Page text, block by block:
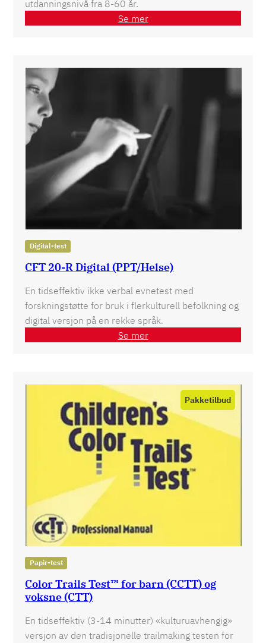
utdanningsnivå fra 8-60 år.
Se mer
Digital-test
CFT 20-R Digital (PPT/Helse)
En tidseffektiv ikke verbal evnetest med
forskningstøtte for bruk i flerkulturell befolkning og
digital versjon på en rekke språk.
Se mer
Product
on
Papir-test
Color Trails Test™ for barn (CCTT) og
voksne (CTT)
En tidseffektiv (3-14 minutter) «kulturuavhengig»
versjon av den tradisjonelle trailmaking testen for